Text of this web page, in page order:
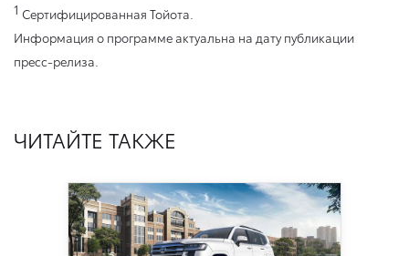
1 Сертифицированная Тойота.
Информация о программе актуальна на дату публикации
пресс-релиза.
ЧИТАЙТЕ ТАКЖЕ